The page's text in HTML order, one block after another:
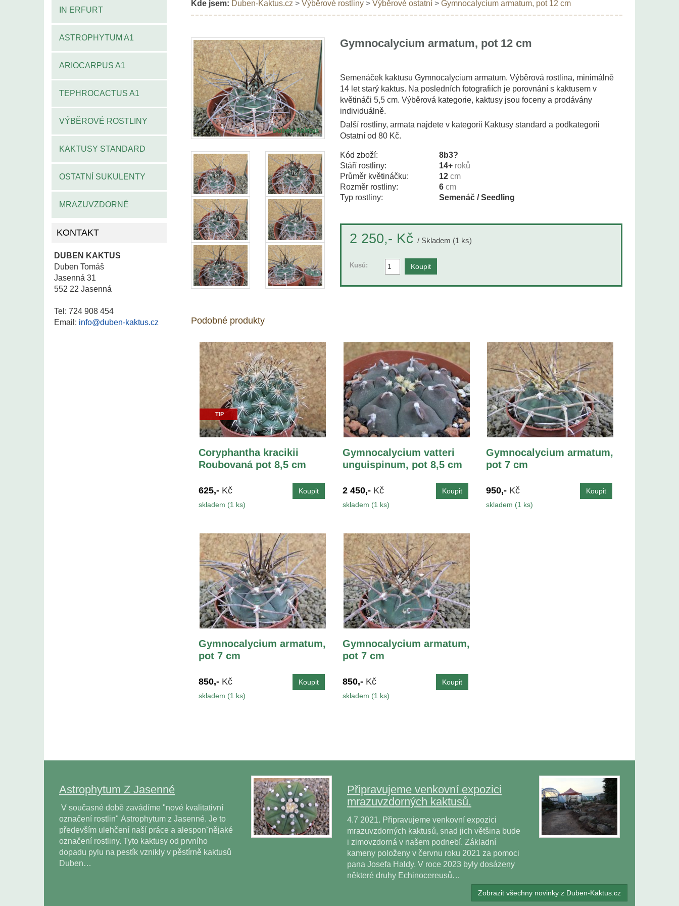
IN ERFURT
ASTROPHYTUM A1
ARIOCARPUS A1
TEPHROCACTUS A1
VÝBĚROVÉ ROSTLINY
KAKTUSY STANDARD
OSTATNÍ SUKULENTY
MRAZUVZDORNÉ
KONTAKT
DUBEN KAKTUS
Duben Tomáš
Jasenná 31
552 22 Jasenná
Tel: 724 908 454
Email: info@duben-kaktus.cz
Kde jsem: Duben-Kaktus.cz > Výběrové rostliny> Výběrové ostatní> Gymnocalycium armatum, pot 12 cm
Gymnocalycium armatum, pot 12 cm
Semenáček kaktusu Gymnocalycium armatum. Výběrová rostlina, minimálně
14 let starý kaktus. Na posledních fotografiích je porovnání s kaktusem v
květináči 5,5 cm. Výběrová kategorie, kaktusy jsou foceny a prodávány
individuálně.
Další rostliny, armata najdete v kategorii Kaktusy standard a podkategorii
Ostatní od 80 Kč.
Kód zboží:
8b3?
Stáří rostliny:
14+ roků
Průměr květináčku:
12 cm
Rozměr rostliny:
6 cm
Typ rostliny:
Semenáč / Seedling
2 250,- Kč / Skladem (1 ks)
Kusů:
Podobné produkty
TIP
Coryphantha kracikii
Roubovaná pot 8,5 cm
625,- Kč
skladem (1 ks)
Gymnocalycium vatteri
unguispinum, pot 8,5 cm
2 450,- Kč
skladem (1 ks)
Gymnocalycium armatum,
pot 7 cm
950,- Kč
skladem (1 ks)
Gymnocalycium armatum,
pot 7 cm
850,- Kč
skladem (1 ks)
Gymnocalycium armatum,
pot 7 cm
850,- Kč
skladem (1 ks)
Astrophytum Z Jasenné
V současné době zavádíme "nové kvalitativní
označení rostlin" Astrophytum z Jasenné. Je to
především ulehčení naší práce a alesponˇnějaké
označení rostliny. Tyto kaktusy od prvního
dopadu pylu na pestík vznikly v pěstírně kaktusů
Duben…
Připravujeme venkovní expozici
mrazuvzdorných kaktusů.
4.7 2021. Připravujeme venkovní expozici
mrazuvzdorných kaktusů, snad jich většina bude
i zimovzdorná v našem podnebí. Základní
kameny položeny v červnu roku 2021 za pomoci
pana Josefa Haldy. V roce 2023 byly dosázeny
některé druhy Echinocereusů…
Zobrazit všechny novinky z Duben-Kaktus.cz